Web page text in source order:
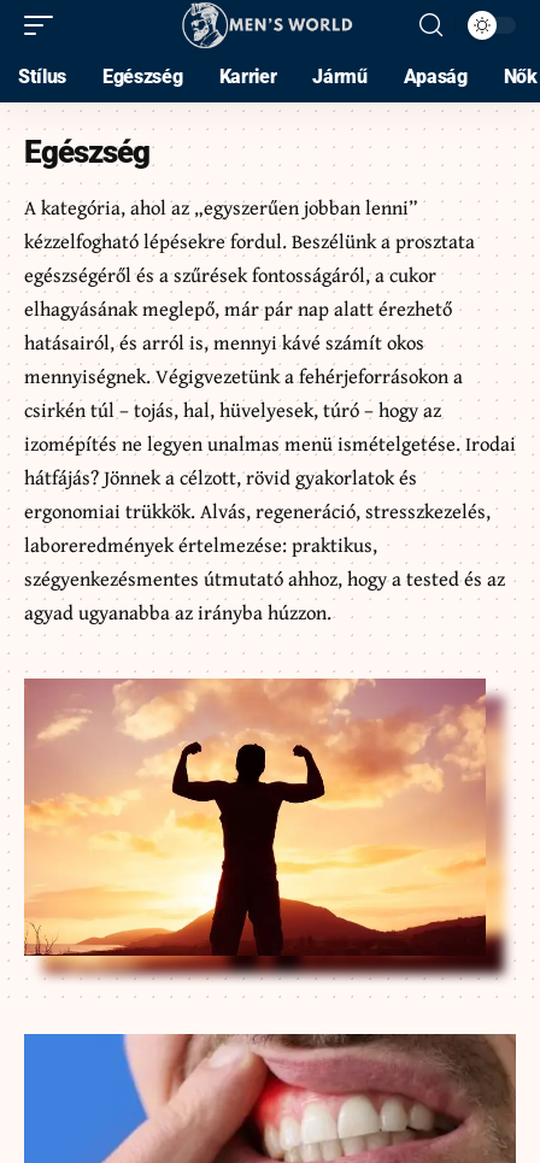
Stílus Egészség Karrier Jármű Apaság Nők
Egészség
A kategória, ahol az „egyszerűen jobban lenni”
kézzelfogható lépésekre fordul. Beszélünk a prosztata
egészségéről és a szűrések fontosságáról, a cukor
elhagyásának meglepő, már pár nap alatt érezhető
hatásairól, és arról is, mennyi kávé számít okos
mennyiségnek. Végigvezetünk a fehérjeforrásokon a
csirkén túl – tojás, hal, hüvelyesek, túró – hogy az
izomépítés ne legyen unalmas menü ismételgetése. Irodai
hátfájás? Jönnek a célzott, rövid gyakorlatok és
ergonomiai trükkök. Alvás, regeneráció, stresszkezelés,
laboreredmények értelmezése: praktikus,
szégyenkezésmentes útmutató ahhoz, hogy a tested és az
agyad ugyanabba az irányba húzzon.